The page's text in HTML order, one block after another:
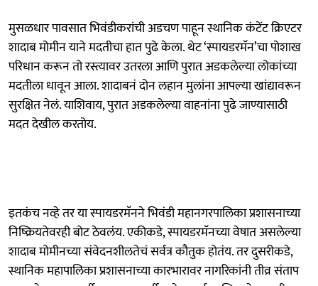
मुसळधार पावसात भिवंडीकरांची अडचण पाहून स्थानिक कंटेंट क्रिएटर
शादाब मोमीन याने मदतीचा हात पुढे केला. थेट ‘स्पायडरमॅन’चा पोशाख
परिधान करून तो रस्त्यावर उतरला आणि पुरात अडकलेल्या लोकांच्या
मदतीला धावून आला. शादाबनं दोन लहान मुलांना आपल्या खांद्यावरून
सुरक्षित नेलं. याशिवाय, पुरात अडकलेल्या वाहनांना पुढे जाण्यासाठी
मदत देखील करतोय.
इतकंच नव्हे तर या स्पायडरमॅनने भिवंडी महानगरपालिका प्रशासनाच्या
निष्क्रियतेवरही बोट ठेवलंय. एकीकडे, स्पायडरमॅनच्या वेषात असलेल्या
शादाब मोमीनच्या संवेदनशीलतेचं सर्वत्र कौतुक होतंय. तर दुसरीकडे,
स्थानिक महापालिका प्रशासनाच्या कारभारावर नागरिकांनी तीव्र संताप